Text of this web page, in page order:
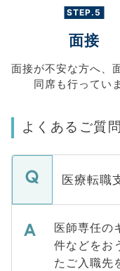
STEP.5
面接
面接が不安な方へ、
同席も行ってい
よくあるご質問
医療転職
医師専任の
件などをお
たご入職先